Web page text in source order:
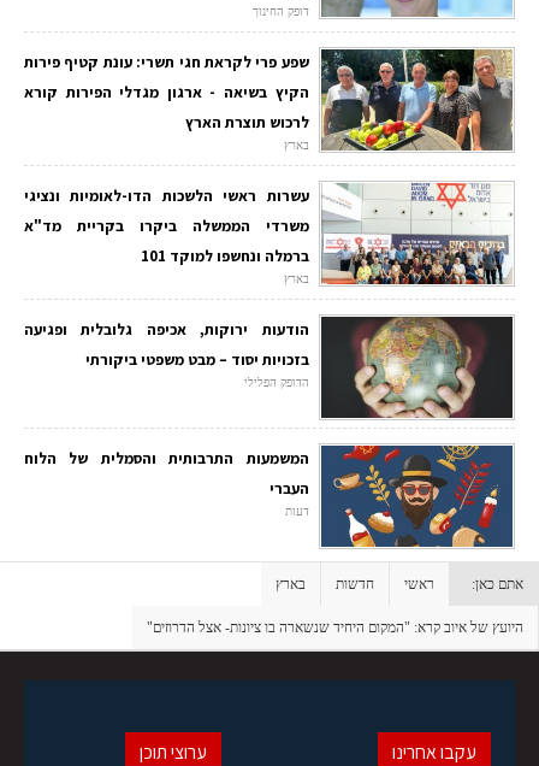
דופק החינוך
שפע פרי לקראת חגי תשרי: עונת קטיף פירות
הקיץ בשיאה - ארגון מגדלי הפירות קורא
לרכוש תוצרת הארץ
בארץ
עשרות ראשי הלשכות הדו-לאומיות ונציגי
משרדי הממשלה ביקרו בקריית מד"א
ברמלה ונחשפו למוקד 101
בארץ
הודעות ירוקות, אכיפה גלובלית ופגיעה
בזכויות יסוד – מבט משפטי ביקורתי
הדופק הפלילי
המשמעות התרבותית והסמלית של הלוח
העברי
דעות
אתם כאן: ראשי חדשות בארץ
היועץ של איוב קרא: "המקום היחיד שנשארה בו ציונות- אצל הדרוזים"
ערוצי תוכן עקבו אחרינו